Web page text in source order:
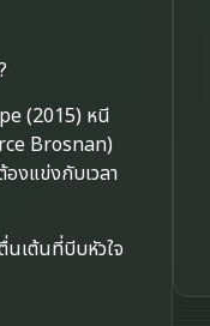
(2015) หนี
Brosnan)
องแข่งกับเวลา
เต้นที่บีบหัวใจ